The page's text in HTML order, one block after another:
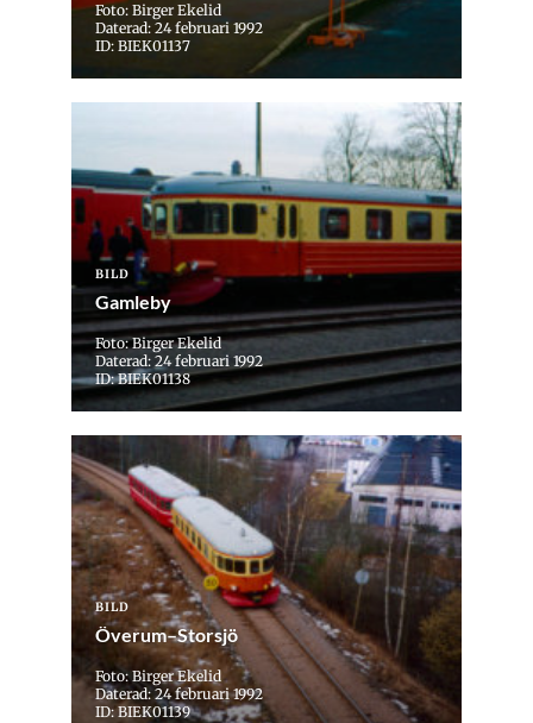
Foto: Birger Ekelid
Daterad: 24 februari 1992
ID: BIEK01137
BILD
Gamleby
Foto: Birger Ekelid
Daterad: 24 februari 1992
ID: BIEK01138
BILD
Överum–Storsjö
Foto: Birger Ekelid
Daterad: 24 februari 1992
ID: BIEK01139